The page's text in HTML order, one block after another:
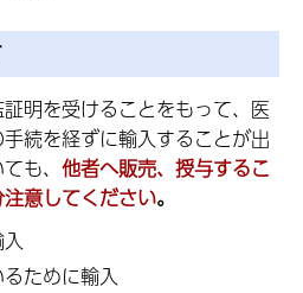
明を受けることをもって、医
続を経ずに輸入することが出
も、 他者へ販売、授与するこ
意してください。
ために輸入